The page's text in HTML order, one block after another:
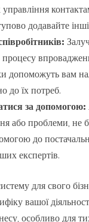
додавайте
процесу
допоможуть вам
до їх потреб.
за допомогою:
або проблеми, не
до
експертів.
для свого
вашої
особливо для